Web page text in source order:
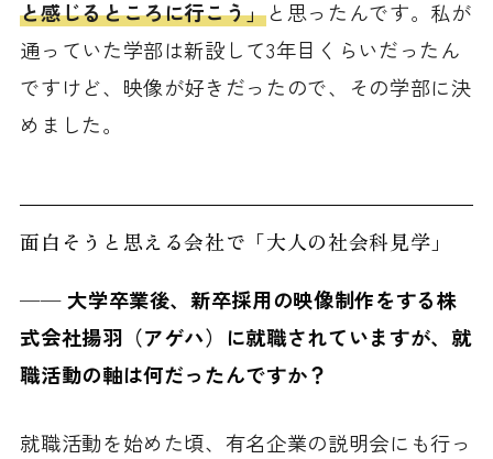
と感じるところに行こう」と思ったんです。私が
通っていた学部は新設して3年目くらいだったん
ですけど、映像が好きだったので、その学部に決
めました。
面白そうと思える会社で「大人の社会科見学」
── 大学卒業後、新卒採用の映像制作をする株
式会社揚羽（アゲハ）に就職されていますが、就
職活動の軸は何だったんですか？
就職活動を始めた頃、有名企業の説明会にも行っ